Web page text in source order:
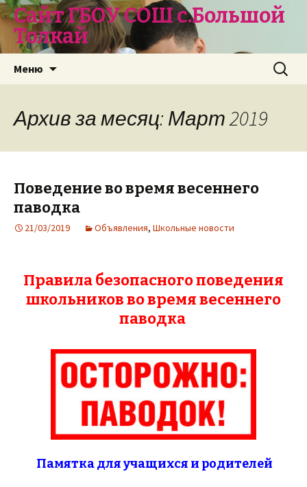
Сайт ГБОУ СОШ с.Большой
Толкай
Меню Найти:
Архив за месяц: Март 2019
Поведение во время весеннего
паводка
21/03/2019 Объявления, Школьные новости
Правила безопасного поведения
школьников во время весеннего
паводка
Памятка для учащихся и родителей